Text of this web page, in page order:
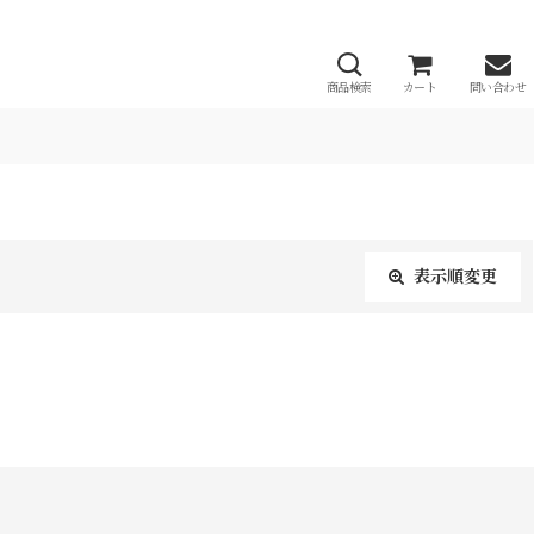
商品検索 カート 問い合わせ
表示順変更